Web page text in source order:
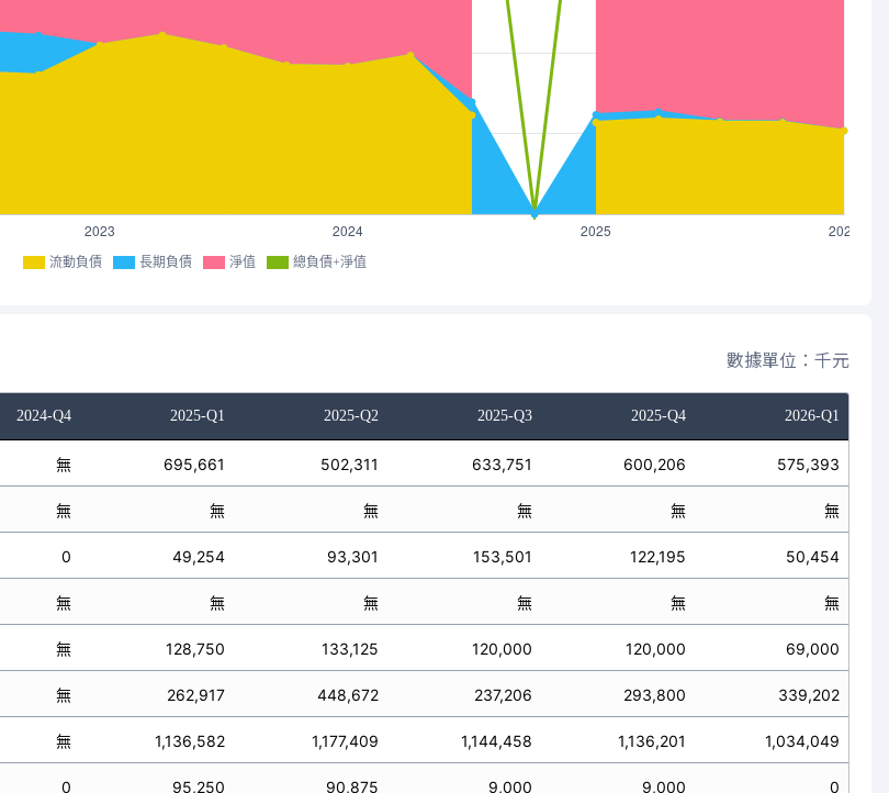
流動負債 長期負債 淨值 總負債+淨值
數據單位：千元
2024-Q4 2025-Q1 2025-Q2 2025-Q3 2025-Q4 2026-Q1
無 695,661 502,311 633,751 600,206 575,393
無 無 無 無 無 無
0 49,254 93,301 153,501 122,195 50,454
無 無 無 無 無 無
無 128,750 133,125 120,000 120,000 69,000
無 262,917 448,672 237,206 293,800 339,202
無 1,136,582 1,177,409 1,144,458 1,136,201 1,034,049
0 95,250 90,875 9,000 9,000 0